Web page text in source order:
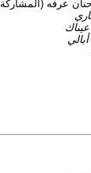
(المشاركة 231985)